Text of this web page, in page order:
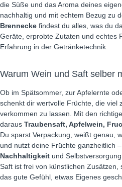
die Süße und das Aroma deines
nachhaltig und mit echtem Bezug zu
Brennecke findest du alles, was du
Geräte, erprobte Zutaten und echtes
Erfahrung in der Getränketechnik.
Warum Wein und Saft selber
Ob im Spätsommer, zur Apfelernte
schenkt dir wertvolle Früchte, die viel
verkommen zu lassen. Mit den
daraus Traubensaft, Apfelwein,
Du sparst Verpackung, weißt genau,
und nutzt deine Früchte ganzheitlich
Nachhaltigkeit und
Saft ist frei von künstlichen
das gute Gefühl, etwas Eigenes